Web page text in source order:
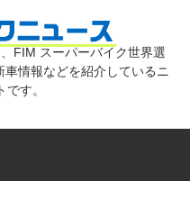
気
FIM スーパーバイク世界選
情報などを紹介しているニ
です。